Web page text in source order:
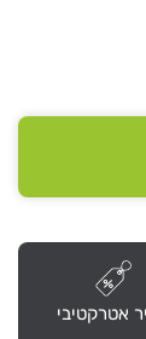
אטרקטיבי